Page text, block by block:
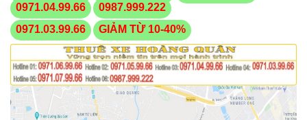
0971.04.99.66
0987.999.222
0971.03.99.66
GIẢM TỪ 10-40%